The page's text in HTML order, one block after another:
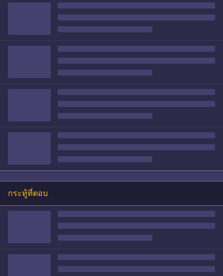
กระทู้ที่ตอบ